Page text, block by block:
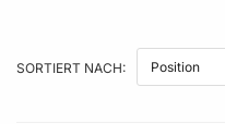
SORTIERT NACH: